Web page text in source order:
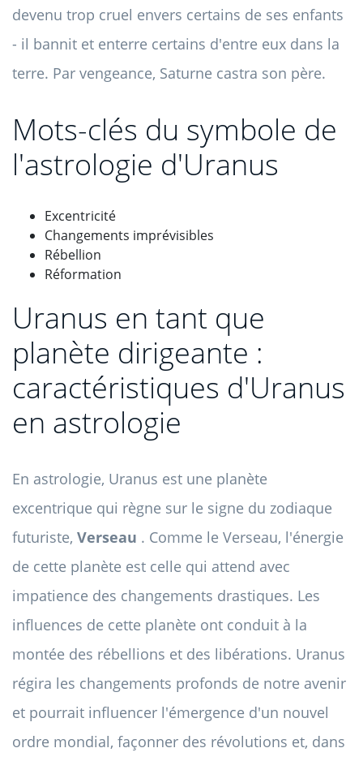
devenu trop cruel envers certains de ses enfants
- il bannit et enterre certains d'entre eux dans la
terre. Par vengeance, Saturne castra son père.
Mots-clés du symbole de
l'astrologie d'Uranus
Excentricité
Changements imprévisibles
Rébellion
Réformation
Uranus en tant que
planète dirigeante :
caractéristiques d'Uranus
en astrologie
En astrologie, Uranus est une planète
excentrique qui règne sur le signe du zodiaque
futuriste, Verseau . Comme le Verseau, l'énergie
de cette planète est celle qui attend avec
impatience des changements drastiques. Les
influences de cette planète ont conduit à la
montée des rébellions et des libérations. Uranus
régira les changements profonds de notre avenir
et pourrait influencer l'émergence d'un nouvel
ordre mondial, façonner des révolutions et, dans